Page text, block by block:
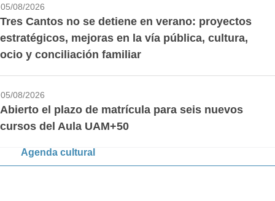
05/08/2026
Tres Cantos no se detiene en verano: proyectos
estratégicos, mejoras en la vía pública, cultura,
ocio y conciliación familiar
05/08/2026
Abierto el plazo de matrícula para seis nuevos
cursos del Aula UAM+50
Agenda cultural